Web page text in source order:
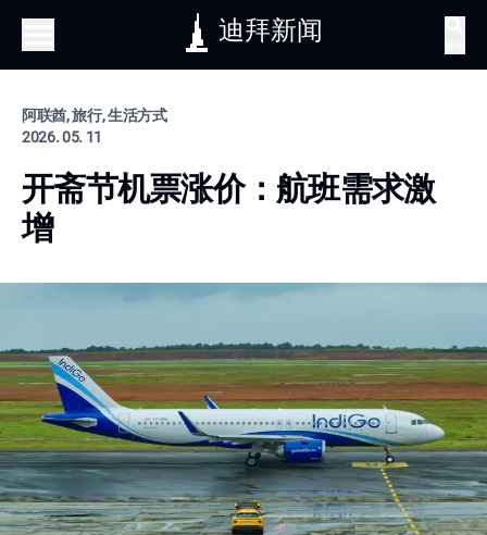
迪拜新闻
阿联酋, 旅行, 生活方式
2026. 05. 11
开斋节机票涨价：航班需求激
增